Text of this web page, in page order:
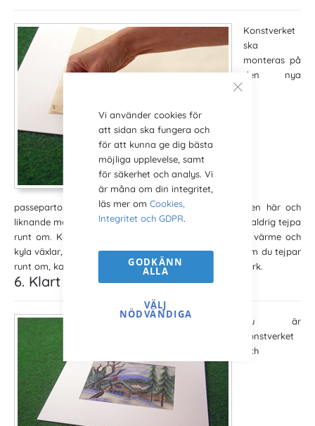
Vi använder cookies för
att sidan ska fungera och
för att kunna ge dig bästa
möjliga upplevelse, samt
för säkerhet och analys. Vi
är måna om din integritet,
läs mer om Cookies,
Integritet och GDPR.
GODKÄNN
ALLA
VÄLJ
NÖDVÄNDIGA
Konstverket
ska
monteras på
den nya
passepartouten genom att det tejpas i överkant. Den här och
liknande metoder brukar kallas för hängslen. Man ska aldrig tejpa
runt om. Konstverket måste kunna röra sig fritt när värme och
kyla växlar, eller när luftfuktigheten i rummet växlar. Om du tejpar
runt om, kan du få ett fult böljande och vågigt konstverk.
6. Klart för nya tavelramen
Nu är
konstverket
och